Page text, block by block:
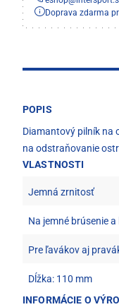
Doprava zdarma
POPIS
Diamantový pilník na
na odstraňovanie
VLASTNOSTI
Jemná zrnitosť
Na jemné brúsenie a
Pre ľavákov aj
Dĺžka: 110 mm
INFORMÁCIE O